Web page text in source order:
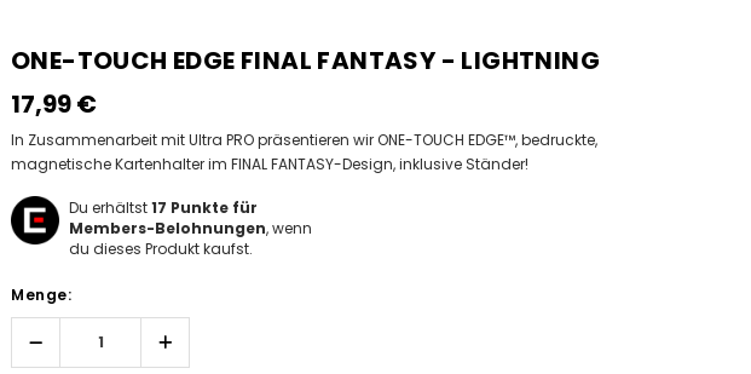
ONE-TOUCH EDGE FINAL FANTASY - LIGHTNING
17,99‎ ‎€
In Zusammenarbeit mit Ultra PRO präsentieren wir ONE-TOUCH EDGE™, bedruckte,
magnetische Kartenhalter im FINAL FANTASY-Design, inklusive Ständer!
Du erhältst17 Punkte für
Members-Belohnungen, wenn
du dieses Produkt kaufst.
Only
left
Menge:
Menge
erhöhen:
Menge
verringern: